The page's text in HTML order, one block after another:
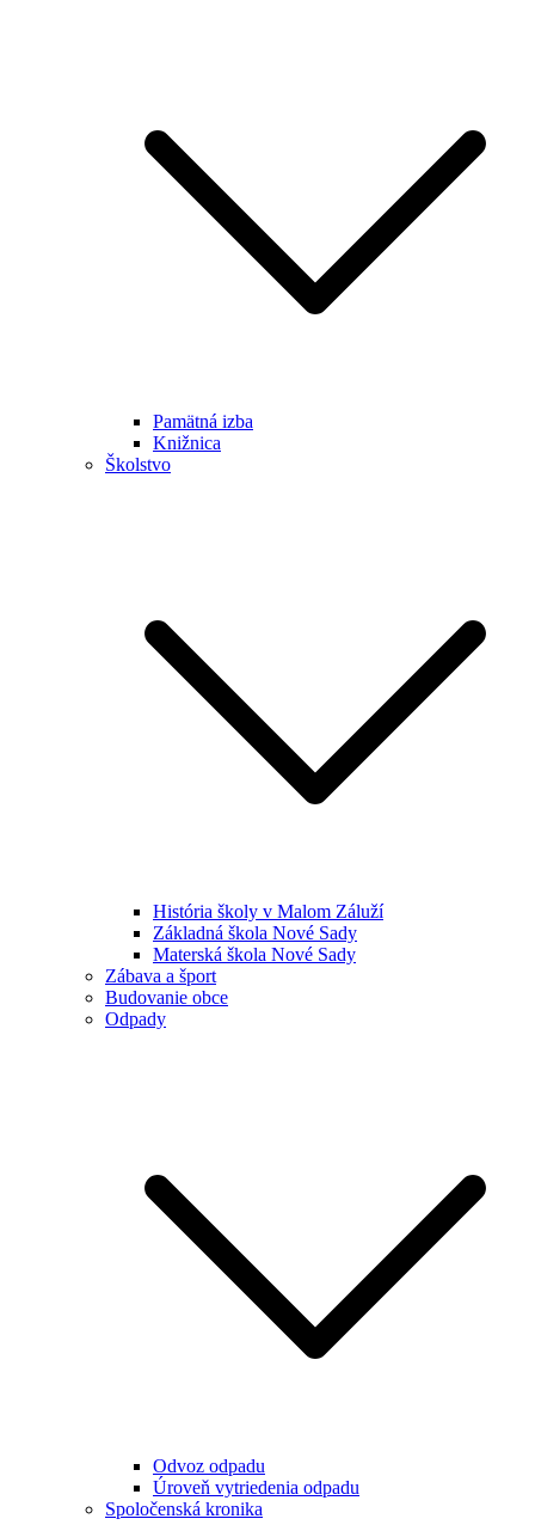
Pamätná izba
Knižnica
Školstvo
História školy v Malom Záluží
Základná škola Nové Sady
Materská škola Nové Sady
Zábava a šport
Budovanie obce
Odpady
Odvoz odpadu
Úroveň vytriedenia odpadu
Spoločenská kronika